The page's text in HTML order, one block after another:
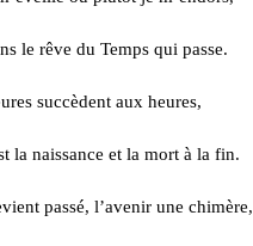
le rêve du Temps qui passe.
succèdent aux heures,
la naissance et la mort à la fin.
passé, l’avenir une chimère,